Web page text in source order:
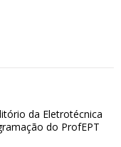
da Eletrotécnica
do ProfEPT